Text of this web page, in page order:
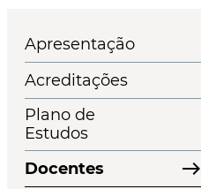
Apresentação
Acreditações
Plano de
Estudos
Docentes
east